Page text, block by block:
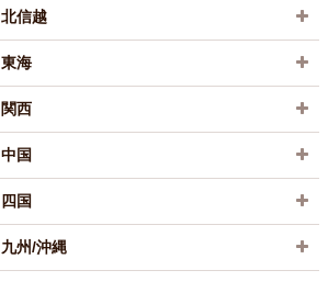
北信越
東海
関西
中国
四国
九州/沖縄